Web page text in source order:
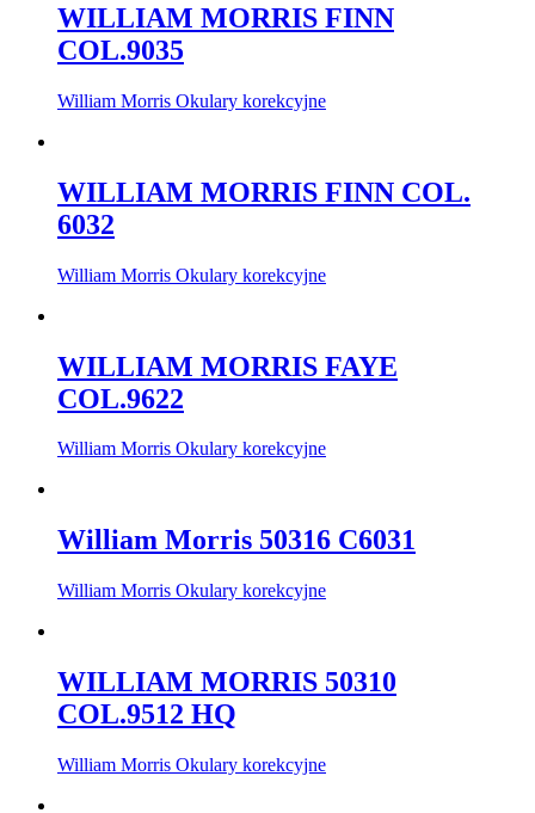
WILLIAM MORRIS FINN
COL.9035
William Morris Okulary korekcyjne
WILLIAM MORRIS FINN COL.
6032
William Morris Okulary korekcyjne
WILLIAM MORRIS FAYE
COL.9622
William Morris Okulary korekcyjne
William Morris 50316 C6031
William Morris Okulary korekcyjne
WILLIAM MORRIS 50310
COL.9512 HQ
William Morris Okulary korekcyjne